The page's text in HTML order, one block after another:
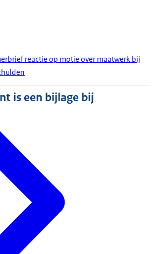
reactie op motie over maatwerk bij
is een bijlage bij